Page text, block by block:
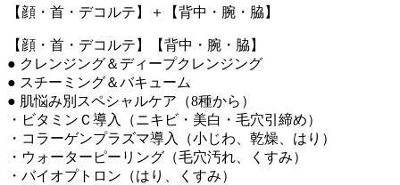
【顔・首・デコルテ】＋【背中・腕・脇】
【顔・首・デコルテ】
【背中・腕・脇】
● クレンジング＆ディープクレンジング
● スチーミング＆バキューム
● 肌悩み別スペシャルケア（8種から）
・ビタミンＣ導入（ニキビ・美白・毛穴引締め）
・コラーゲンプラズマ導入（小じわ、乾燥、はり）
・ウォーターピーリング（毛穴汚れ、くすみ）
・バイオプトロン（はり、くすみ）